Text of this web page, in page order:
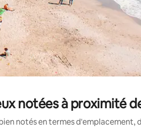
notées à proximité
notés en termes d'emplacement,